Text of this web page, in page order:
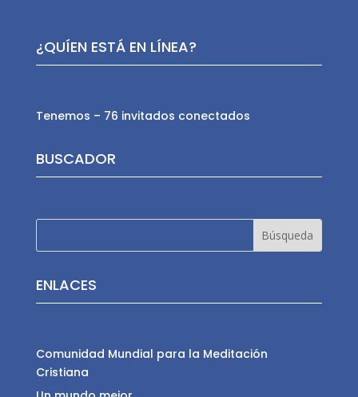
¿QUÍEN ESTÁ EN LÍNEA?
Tenemos – 76 invitados conectados
BUSCADOR
ENLACES
Comunidad Mundial para la Meditación
Cristiana